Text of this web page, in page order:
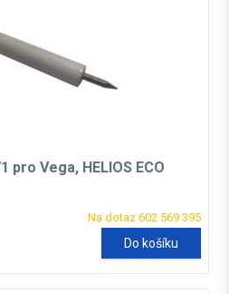
pro Vega, HELIOS ECO
Na dotaz 602 569 395
Do košíku